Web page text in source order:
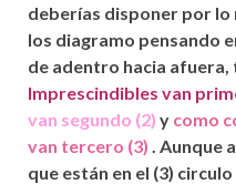
deberías disponer por lo
los diagramo pensando
de adentro hacia afuera,
Imprescindibles van
van segundo (2) y como
van tercero (3) . Aunque
que están en el (3)